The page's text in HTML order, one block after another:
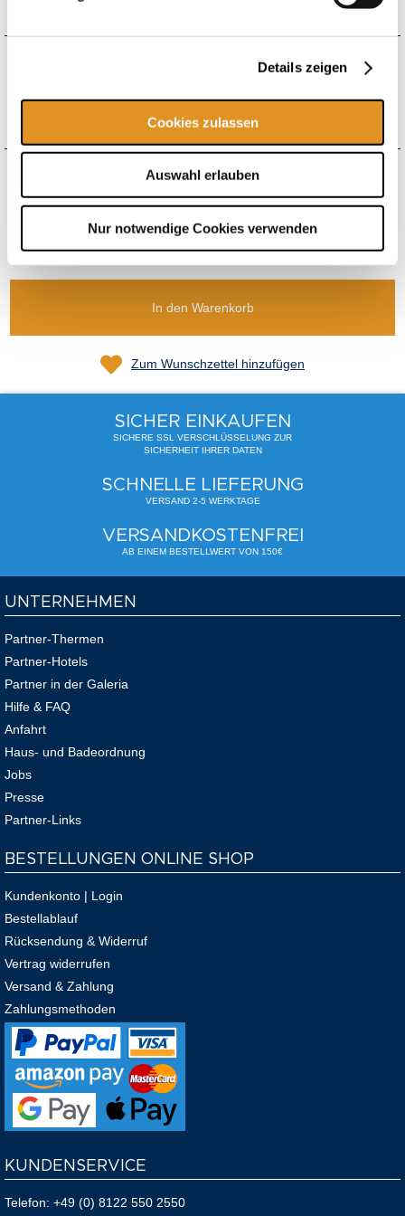
Details zeigen
Cookies zulassen
Auswahl erlauben
Nur notwendige Cookies verwenden
flexibel einlösbar*
Wie möchten Sie Ihren Gutschein erhalten?
+4,50 € Versandkosten pro Bestellung
ab 150,00 € Bestellwert versandkostenfrei
Gesamt 41,00 €
inkl. USt.,exkl.Versandkosten
In den Warenkorb
Zum Wunschzettel hinzufügen
SICHER EINKAUFEN
SICHERE SSL VERSCHLÜSSELUNG ZUR
SICHERHEIT IHRER DATEN
SCHNELLE LIEFERUNG
VERSAND 2-5 WERKTAGE
VERSANDKOSTENFREI
AB EINEM BESTELLWERT VON 150€
UNTERNEHMEN
Partner-Thermen
Partner-Hotels
Partner in der Galeria
Hilfe & FAQ
Anfahrt
Haus- und Badeordnung
Jobs
Presse
Partner-Links
BESTELLUNGEN ONLINE SHOP
Kundenkonto | Login
Bestellablauf
Rücksendung & Widerruf
Vertrag widerrufen
Versand & Zahlung
Zahlungsmethoden
KUNDENSERVICE
Telefon: +49 (0) 8122 550 2550